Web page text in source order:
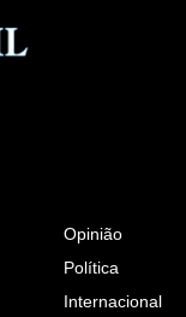
Opinião
Política
Internacional